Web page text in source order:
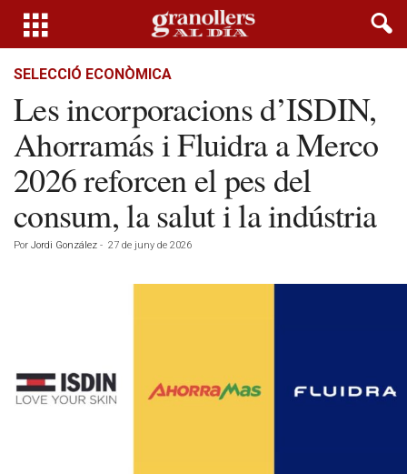
SELECCIÓ ECONÒMICA
Les incorporacions d’ISDIN,
Ahorramás i Fluidra a Merco
2026 reforcen el pes del
consum, la salut i la indústria
Por Jordi González - 27 de juny de 2026